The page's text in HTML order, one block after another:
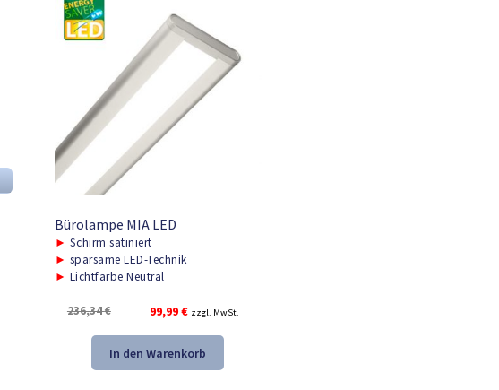
Bürolampe MIA LED
► Schirm satiniert
► sparsame LED-Technik
► Lichtfarbe Neutral
236,34€
Ursprünglicher
war:
236,34 €
99,99€Aktueller
ist:
99,99 €.
zzgl. MwSt.
In den Warenkorb